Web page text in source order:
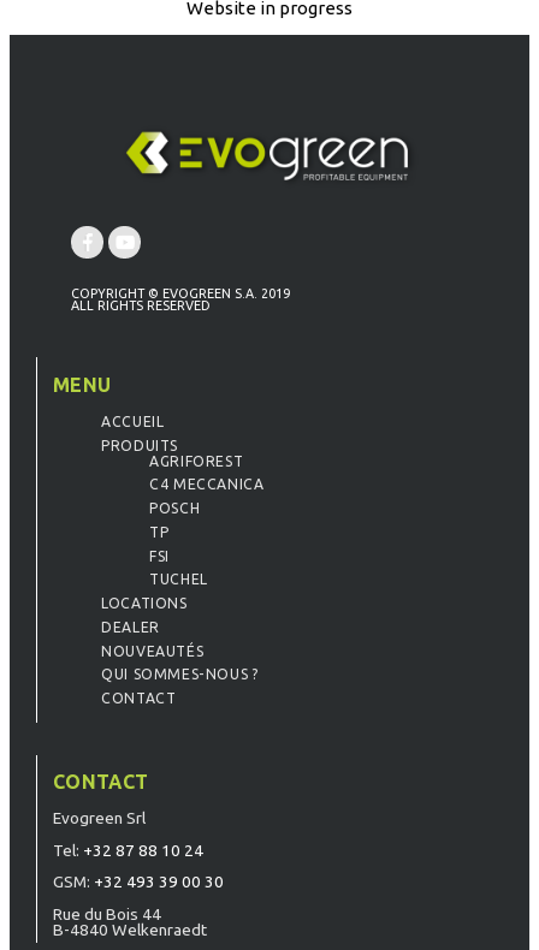
Website in progress
COPYRIGHT © EVOGREEN S.A. 2019
ALL RIGHTS RESERVED
MENU
ACCUEIL
PRODUITS
AGRIFOREST
C4 MECCANICA
POSCH
TP
FSI
TUCHEL
LOCATIONS
DEALER
NOUVEAUTÉS
QUI SOMMES-NOUS ?
CONTACT
CONTACT
Evogreen Srl
Tel: +32 87 88 10 24
GSM: +32 493 39 00 30
Rue du Bois 44
B-4840 Welkenraedt